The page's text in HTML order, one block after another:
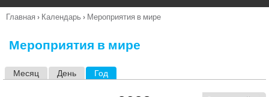
п
Вы
Главная › Календарь › Мероприятия в мире
Мероприятия в мире
Месяц День Год